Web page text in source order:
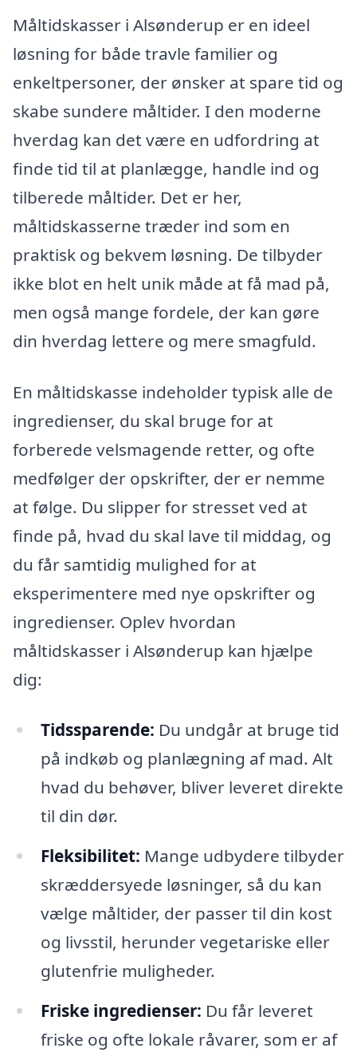
Måltidskasser i Alsønderup er en ideel
løsning for både travle familier og
enkeltpersoner, der ønsker at spare tid og
skabe sundere måltider. I den moderne
hverdag kan det være en udfordring at
finde tid til at planlægge, handle ind og
tilberede måltider. Det er her,
måltidskasserne træder ind som en
praktisk og bekvem løsning. De tilbyder
ikke blot en helt unik måde at få mad på,
men også mange fordele, der kan gøre
din hverdag lettere og mere smagfuld.
En måltidskasse indeholder typisk alle de
ingredienser, du skal bruge for at
forberede velsmagende retter, og ofte
medfølger der opskrifter, der er nemme
at følge. Du slipper for stresset ved at
finde på, hvad du skal lave til middag, og
du får samtidig mulighed for at
eksperimentere med nye opskrifter og
ingredienser. Oplev hvordan
måltidskasser i Alsønderup kan hjælpe
dig:
Tidssparende: Du undgår at bruge tid
på indkøb og planlægning af mad. Alt
hvad du behøver, bliver leveret direkte
til din dør.
Fleksibilitet: Mange udbydere tilbyder
skræddersyede løsninger, så du kan
vælge måltider, der passer til din kost
og livsstil, herunder vegetariske eller
glutenfrie muligheder.
Friske ingredienser: Du får leveret
friske og ofte lokale råvarer, som er af